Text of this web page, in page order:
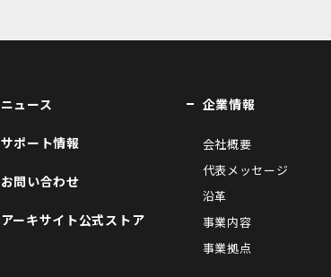
ニュース
サポート情報
お問い合わせ
アーキサイト公式ストア
企業情報
会社概要
代表メッセージ
沿革
事業内容
事業拠点